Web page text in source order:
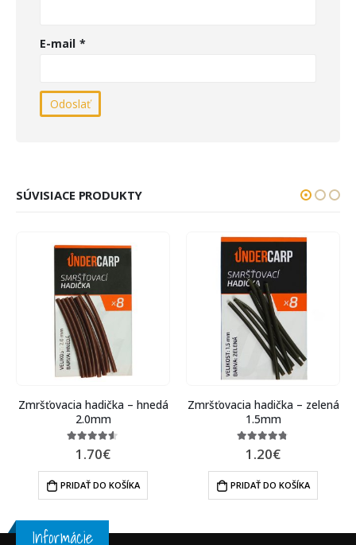
E-mail *
SÚVISIACE PRODUKTY
Zmršťovacia hadička – hnedá
2.0mm
4.50 out of 5
1.70€
PRIDAŤ DO KOŠÍKA
Zmršťovacia hadička – zelená
1.5mm
4.67 out of 5
1.20€
PRIDAŤ DO KOŠÍKA
Informácie